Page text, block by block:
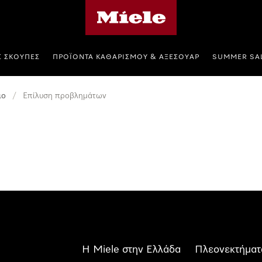
ΣΚΟΎΠΕΣ ΠΡΟΪΌΝΤΑ ΚΑΘΑΡΙΣΜΟΎ & ΑΞΕΣΟΥΆΡ SUMMER
/ Επίλυση προβλημάτων
Η Miele στην Ελλάδα